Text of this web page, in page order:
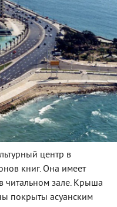
центр в
книг. Она имеет
читальном зале. Крыша
покрыты асуанским